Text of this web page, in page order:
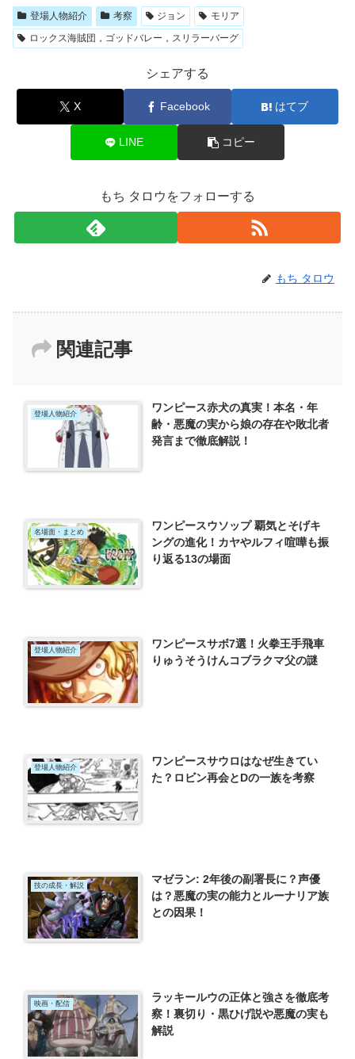
登場人物紹介 考察 ジョン
モリア
ロックス海賊団，ゴッドバレー，スリラーバーグ
シェアする
X Facebook はてブ
LINE コピー
もち タロウをフォローする
もち タロウ
関連記事
登場人物紹介
ワンピース赤犬の真実！本名・年
齢・悪魔の実から娘の存在や敗北者
発言まで徹底解説！
名場面・まとめ
ワンピースウソップ 覇気とそげキ
ングの進化！カヤやルフィ喧嘩も振
り返る13の場面
登場人物紹介
ワンピースサボ7選！火拳王手飛車
りゅうそうけんコブラクマ父の謎
登場人物紹介
ワンピースサウロはなぜ生きてい
た？ロビン再会とDの一族を考察
技の成長・解説
マゼラン: 2年後の副署長に？声優
は？悪魔の実の能力とルーナリア族
との因果！
映画・配信
ラッキールウの正体と強さを徹底考
察！裏切り・黒ひげ説や悪魔の実も
解説